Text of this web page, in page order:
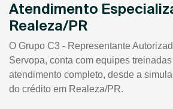
Atendimento
Realeza/PR
O Grupo C3 - Representante
Servopa, conta com equipes
atendimento completo, desde a
do crédito em Realeza/PR.